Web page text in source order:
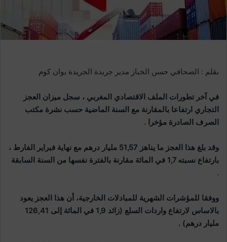
بقلم : الصحافي حسن الخباز مدير جريدة الجريدة بوان كوم
في آخر تطورات الملف الاقتصادي المغربي ، سجل ميزان العجز
التجاري ارتفاعا بالمقارنة مع السنة الماضية حسب نشرة مكتب
الصرف الصادرة مؤخرا .
وقد بلغ هذا العجز ما يناهز 51,57 مليار درهم مع نهاية فبراير الفارط ،
بارتفاع نسبته 1,7 في المائة مقارنة بالفترة نفسها من السنة السابقة
.
ووفقا للمؤشرات الشهرية للمبادلات الخارجية، أن هذا العجز يعود
بالاساس لارتفاع واردات السلع (زائد 1,9 في المائة إلى 126,41
مليار درهم) .